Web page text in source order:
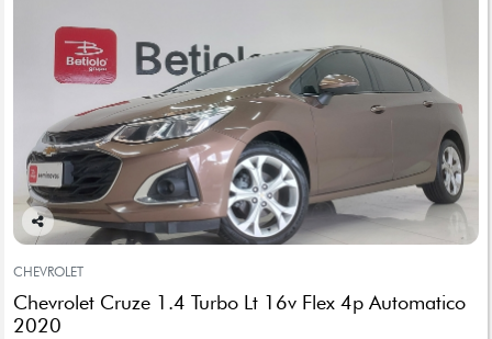
Co
arti
lhe
CHEVROLET
Chevrolet Cruze 1.4 Turbo Lt 16v Flex 4p Automatico
2020